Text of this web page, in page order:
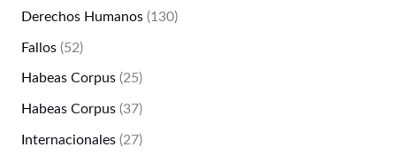
Derechos Humanos(130)
Fallos(52)
Habeas Corpus(25)
Habeas Corpus(37)
Internacionales(27)